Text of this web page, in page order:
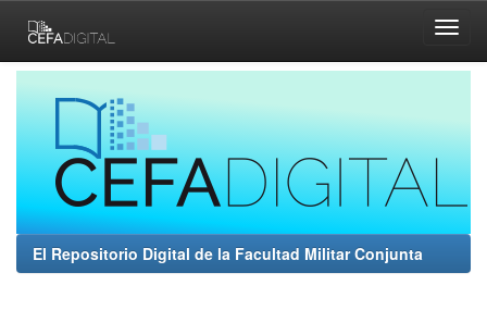
navigation
El Repositorio Digital de la Facultad Militar Conjunta